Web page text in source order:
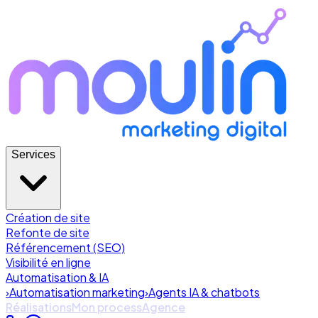
Services
Création de site
Refonte de site
Référencement (SEO)
Visibilité en ligne
Automatisation & IA
›Automatisation marketing›Agents IA & chatbots
RéalisationsMon processAgence